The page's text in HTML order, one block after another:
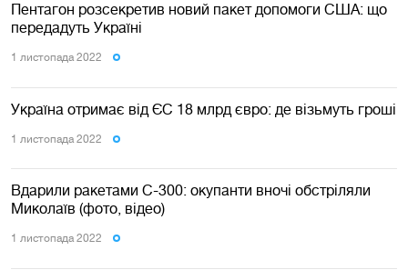
Пентагон розсекретив новий пакет допомоги США: що
передадуть Україні
1 листопада 2022
Україна отримає від ЄС 18 млрд євро: де візьмуть гроші
1 листопада 2022
Вдарили ракетами С-300: окупанти вночі обстріляли
Миколаїв (фото, відео)
1 листопада 2022